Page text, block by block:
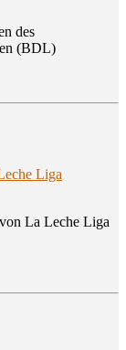
des
(BDL)
La Leche Liga